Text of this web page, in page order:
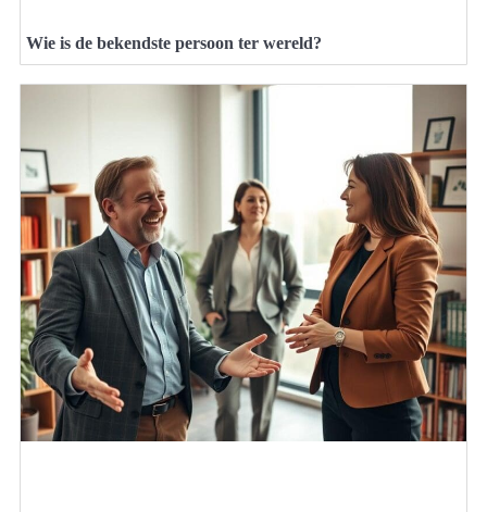
Wie is de bekendste persoon ter wereld?